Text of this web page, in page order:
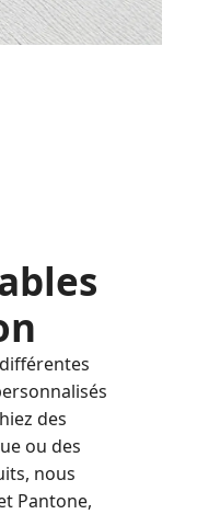
des
ou des
nous
Pantone,